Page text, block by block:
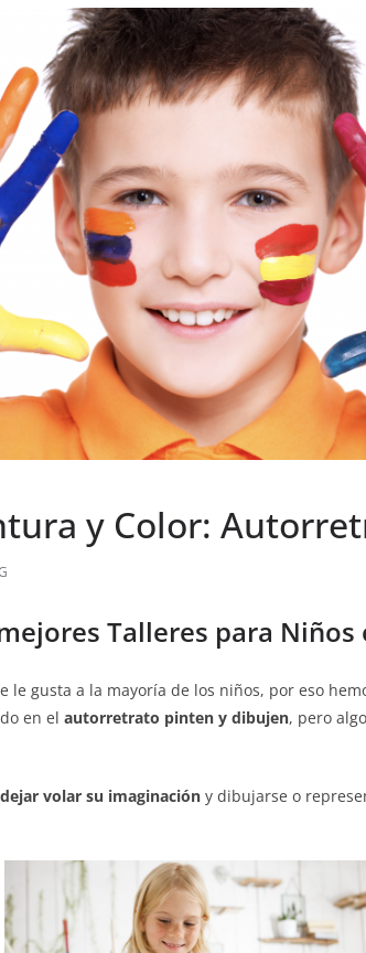
y Color:
Talleres para Niños
le gusta a la mayoría de los niños, por eso
en el autorretrato pinten y dibujen, pero
dejar volar su imaginación y dibujarse o